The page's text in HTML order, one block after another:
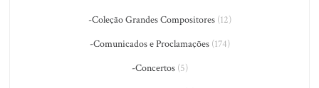
-Coleção Grandes Compositores(12)
-Comunicados e Proclamações(174)
-Concertos(5)